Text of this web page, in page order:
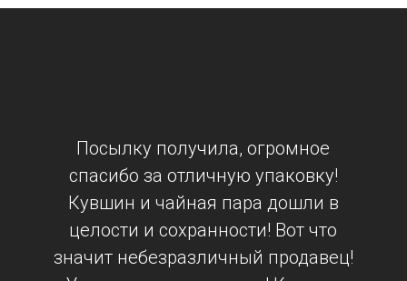
Посылку получила, огромное
спасибо за отличную упаковку!
Кувшин и чайная пара дошли в
целости и сохранности! Вот что
значит небезразличный продавец!